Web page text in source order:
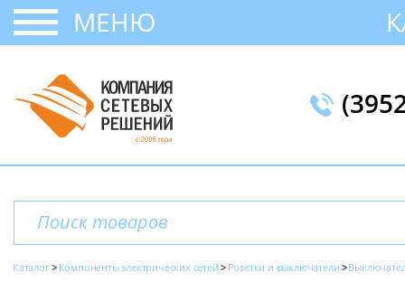
МЕНЮ
Каталог Компоненты электрических сетей Розетки и выключатели